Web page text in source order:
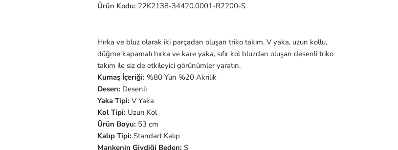
Ürün Kodu: 22K2138-34420.0001-R2200-S
Hırka ve bluz olarak iki parçadan oluşan triko takım. V yaka, uzun kollu,
düğme kapamalı hırka ve kare yaka, sıfır kol bluzdan oluşan desenli triko
takım ile siz de etkileyici görünümler yaratın.
Kumaş İçeriği: %80 Yün %20 Akrilik
Desen: Desenli
Yaka Tipi: V Yaka
Kol Tipi: Uzun Kol
Ürün Boyu: 53 cm
Kalıp Tipi: Standart Kalıp
Mankenin Giydiği Beden: S